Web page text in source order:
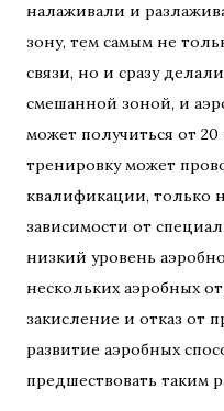
налаживали и
зону, тем самым не
связи, но и сразу
смешанной зоной, и
может получиться от
тренировку может
квалификации, только
зависимости от
низкий уровень
нескольких аэробных
закисление и отказ от
развитие аэробных
предшествовать таким